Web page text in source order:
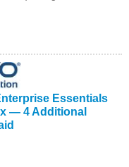
Essentials
— 4 Additional